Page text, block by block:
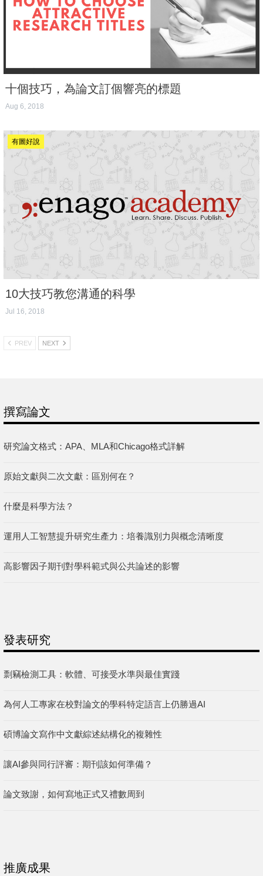
十個技巧，為論文訂個響亮的標題
Aug 6, 2018
有圖好說
10大技巧教您溝通的科學
Jul 16, 2018
PREV NEXT
撰寫論文
研究論文格式：APA、MLA和Chicago格式詳解
原始文獻與二次文獻：區別何在？
什麼是科學方法？
運用人工智慧提升研究生產力：培養識別力與概念清晰度
高影響因子期刊對學科範式與公共論述的影響
發表研究
剽竊檢測工具：軟體、可接受水準與最佳實踐
為何人工專家在校對論文的學科特定語言上仍勝過AI
碩博論文寫作中文獻綜述結構化的複雜性
讓AI參與同行評審：期刊該如何準備？
論文致謝，如何寫地正式又禮數周到
推廣成果